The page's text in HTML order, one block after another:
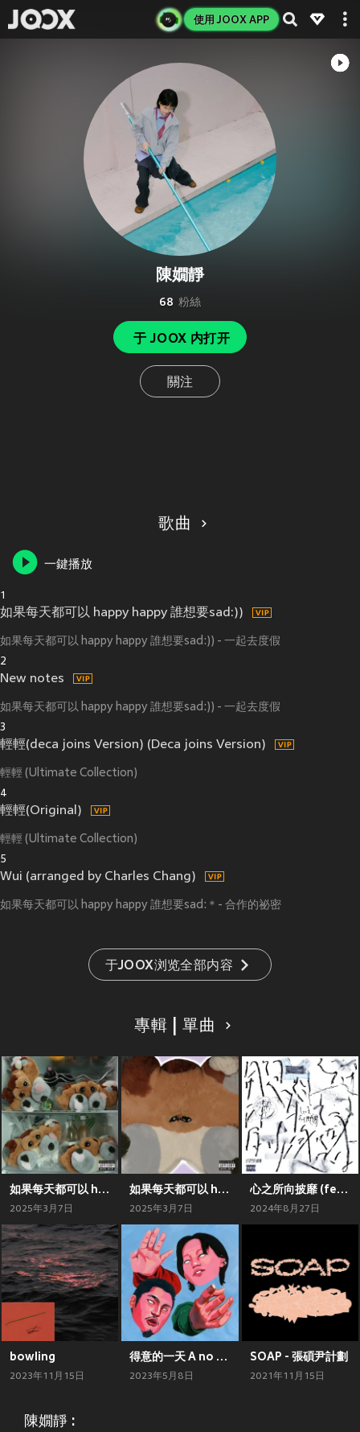
使用 JOOX APP
陳嫺靜
68 粉絲
于 JOOX 内打开
關注
歌曲
一鍵播放
1
如果每天都可以 happy happy 誰想要sad:))
如果每天都可以 happy happy 誰想要sad:)) - 一起去度假
2
New notes
如果每天都可以 happy happy 誰想要sad:)) - 一起去度假
3
輕輕(deca joins Version) (Deca joins Version)
輕輕 (Ultimate Collection)
4
輕輕(Original)
輕輕 (Ultimate Collection)
5
Wui (arranged by Charles Chang)
如果每天都可以 happy happy 誰想要sad:＊- 合作的祕密
于JOOX浏览全部内容
專輯 | 單曲
如果每天都可以 happy happy 誰想要sad:＊- 合作的祕密
2025年3月7日
如果每天都可以 happy happy 誰想要sad:)) - 一起去度假
2025年3月7日
心之所向披靡 (feat. 陳嫺靜)
2024年8月27日
bowling
2023年11月15日
得意的一天 A no is a no ft. 陳嫺靜 - Netflix《人選之人—造浪者》片尾曲
2023年5月8日
SOAP - 張碩尹計劃
2021年11月15日
陳嫺靜 :